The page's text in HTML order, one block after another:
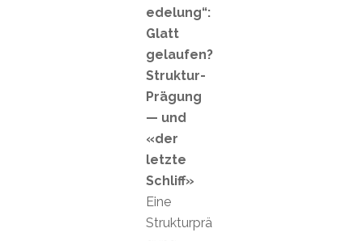
edelung“:
Glatt
gelaufen?
Struktur-
Prägung
— und
«der
letzte
Schliff»
Eine
Strukturprä